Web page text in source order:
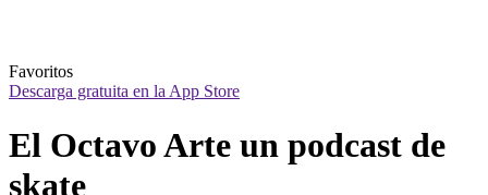
Favoritos
Descarga gratuita en la App Store
El Octavo Arte un podcast de
skate